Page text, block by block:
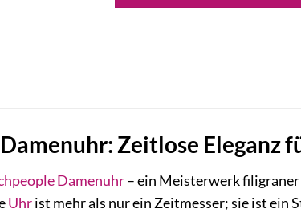
Zeitlose Eleganz
Damenuhr– ein Meisterwerk filigraner
Uhrist mehr als nur ein Zeitmesser; sie ist ein